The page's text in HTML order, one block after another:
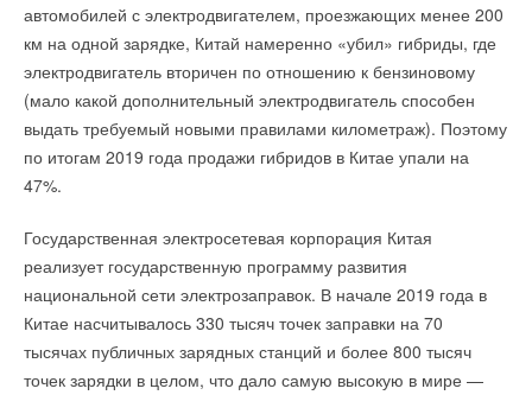
автомобилей с электродвигателем, проезжающих менее 200
км на одной зарядке, Китай намеренно «убил» гибриды, где
электродвигатель вторичен по отношению к бензиновому
(мало какой дополнительный электродвигатель способен
выдать требуемый новыми правилами километраж). Поэтому
по итогам 2019 года продажи гибридов в Китае упали на
47%.
Государственная электросетевая корпорация Китая
реализует государственную программу развития
национальной сети электрозаправок. В начале 2019 года в
Китае насчитывалось 330 тысяч точек заправки на 70
тысячах публичных зарядных станций и более 800 тысяч
точек зарядки в целом, что дало самую высокую в мире —